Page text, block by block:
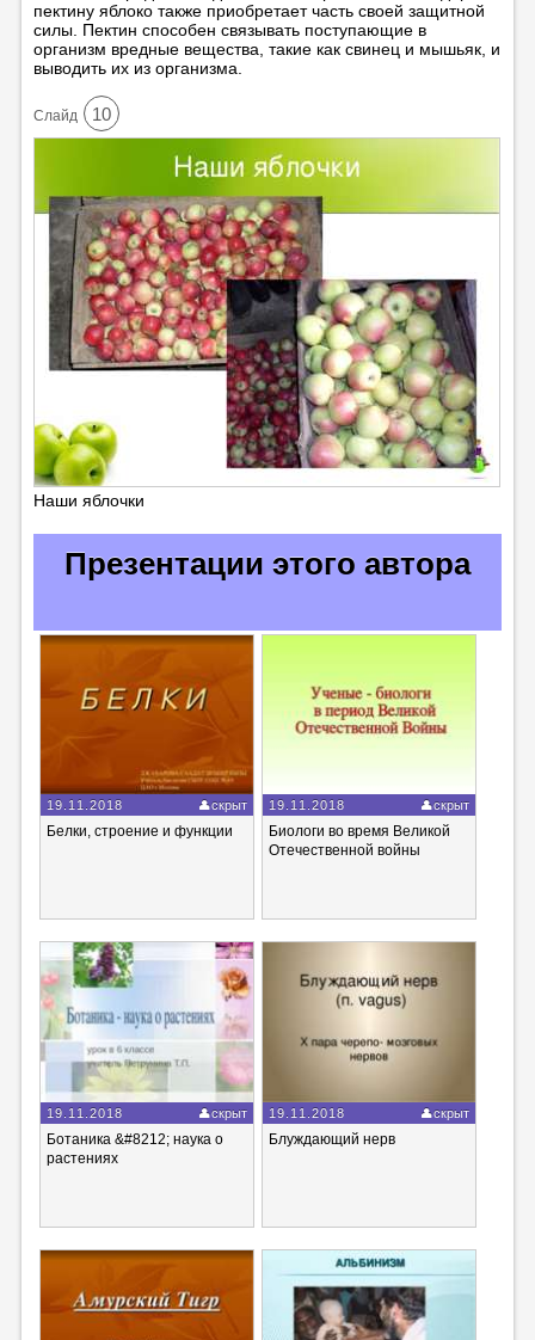
пектину яблоко также приобретает часть своей защитной
силы. Пектин способен связывать поступающие в
организм вредные вещества, такие как свинец и мышьяк, и
выводить их из организма.
Cлайд 10
Наши яблочки
Презентации этого автора
19.11.2018 скрыт
Белки, строение и функции
19.11.2018 скрыт
Биологи во время Великой
Отечественной войны
19.11.2018 скрыт
Ботаника &#8212; наука о
растениях
19.11.2018 скрыт
Блуждающий нерв